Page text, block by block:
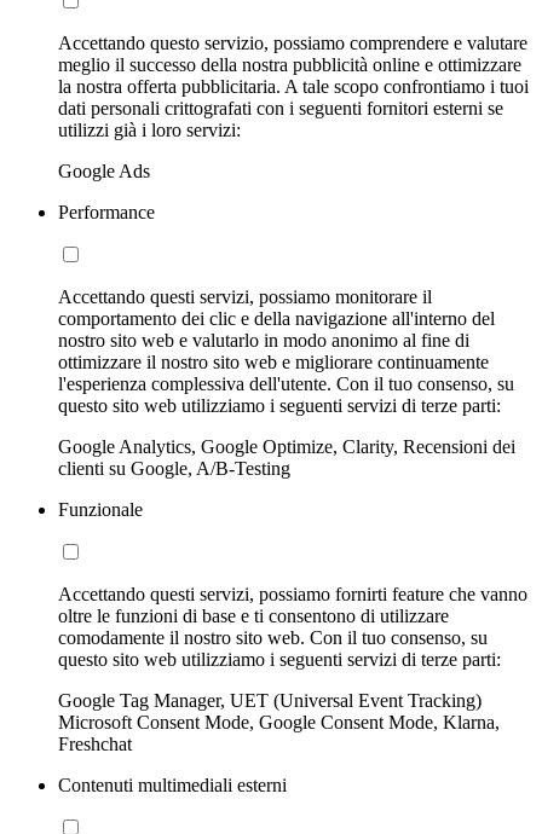
Accettando questo servizio, possiamo comprendere e valutare
meglio il successo della nostra pubblicità online e ottimizzare
la nostra offerta pubblicitaria. A tale scopo confrontiamo i tuoi
dati personali crittografati con i seguenti fornitori esterni se
utilizzi già i loro servizi:
Google Ads
Performance
Accettando questi servizi, possiamo monitorare il
comportamento dei clic e della navigazione all'interno del
nostro sito web e valutarlo in modo anonimo al fine di
ottimizzare il nostro sito web e migliorare continuamente
l'esperienza complessiva dell'utente. Con il tuo consenso, su
questo sito web utilizziamo i seguenti servizi di terze parti:
Google Analytics, Google Optimize, Clarity, Recensioni dei
clienti su Google, A/B-Testing
Funzionale
Accettando questi servizi, possiamo fornirti feature che vanno
oltre le funzioni di base e ti consentono di utilizzare
comodamente il nostro sito web. Con il tuo consenso, su
questo sito web utilizziamo i seguenti servizi di terze parti:
Google Tag Manager, UET (Universal Event Tracking)
Microsoft Consent Mode, Google Consent Mode, Klarna,
Freshchat
Contenuti multimediali esterni